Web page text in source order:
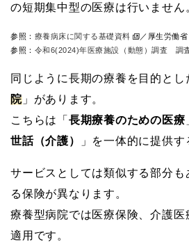
の短期集中型の医療は行いません
参照： 療養病床に関する基礎資料
／厚生労働省
参照： 令和6(2024)年医療施設（動態）調査 調
同じように長期の療養を目的とし
院」があります。
こちらは「 長期療養のための医療
世話（介護）
」を一体的に提供す
サービスとしては類似する部分も
る保険が異なります。
療養型病院では医療保険、介護
適用です。